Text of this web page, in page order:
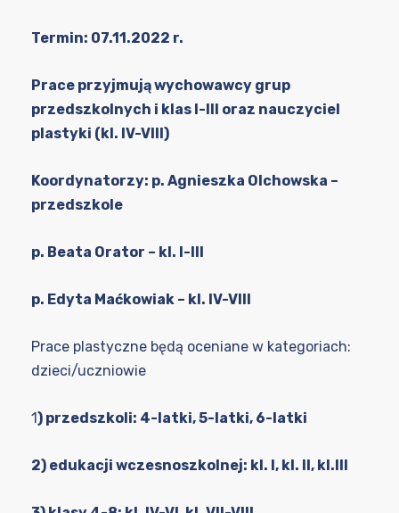
Termin: 07.11.2022 r.
Prace przyjmują wychowawcy grup
przedszkolnych i klas I-III oraz nauczyciel
plastyki (kl. IV-VIII)
Koordynatorzy: p. Agnieszka Olchowska –
przedszkole
p. Beata Orator – kl. I-III
p. Edyta Maćkowiak – kl. IV-VIII
Prace plastyczne będą oceniane w kategoriach:
dzieci/uczniowie
1) przedszkoli: 4-latki, 5-latki, 6-latki
2) edukacji wczesnoszkolnej: kl. I, kl. II, kl.III